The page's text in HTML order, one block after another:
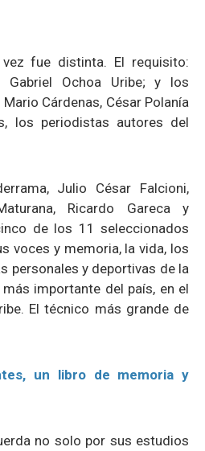
fue distinta. El requisito:
Ochoa Uribe; y los
Cárdenas, César Polanía
los periodistas autores del
Julio César Falcioni,
Ricardo Gareca y
de los 11 seleccionados
voces y memoria, la vida, los
personales y deportivas de la
importante del país, en el
El técnico más grande de
un libro de memoria y
no solo por sus estudios